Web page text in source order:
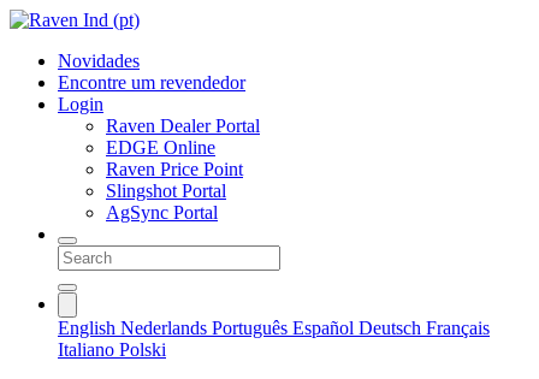
Novidades
Encontre um revendedor
Login
Raven Dealer Portal
EDGE Online
Raven Price Point
Slingshot Portal
AgSync Portal
English Nederlands Português Español Deutsch Français
Italiano Polski